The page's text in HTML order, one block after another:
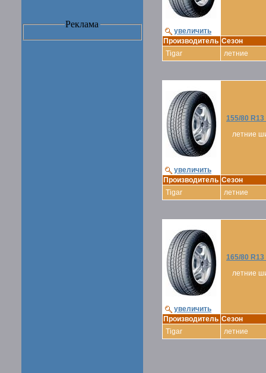
Реклама
увеличить
Производитель Сезон
Tigar
летние
увеличить
155/80 R13
летние
Производитель Сезон
Tigar
летние
увеличить
165/80 R13
летние
Производитель Сезон
Tigar
летние